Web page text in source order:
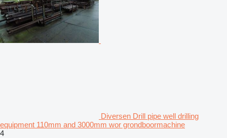
Diversen Drill pipe well drilling
equipment 110mm and 3000mm wor grondboormachine
4